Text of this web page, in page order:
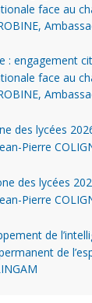
face au
: engagement
face au
des lycées
Pierre
des lycées
Pierre
de
de